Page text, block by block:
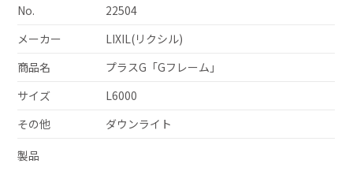
No.
22504
メーカー
LIXIL(リクシル)
商品名
プラスG「Gフレーム」
サイズ
L6000
その他
ダウンライト
製品